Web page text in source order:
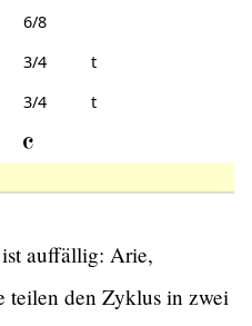
6/8
3/4
t
3/4
t
auffällig: Arie,
teilen den Zyklus in zwei